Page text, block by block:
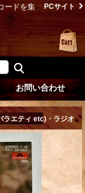
ードを集
PCサイト
お問い合わせ
ラエティ etc)・ラジオ